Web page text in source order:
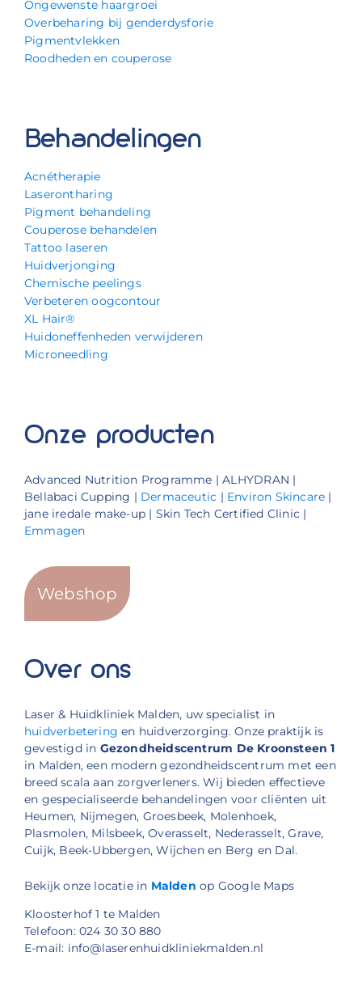
Ongewenste haargroei
Overbeharing bij genderdysforie
Pigmentvlekken
Roodheden en couperose
Behandelingen
Acnétherapie
Laserontharing
Pigment behandeling
Couperose behandelen
Tattoo laseren
Huidverjonging
Chemische peelings
Verbeteren oogcontour
XL Hair®
Huidoneffenheden verwijderen
Microneedling
Onze producten
Advanced Nutrition Programme | ALHYDRAN |
Bellabaci Cupping | Dermaceutic | Environ Skincare |
jane iredale make-up | Skin Tech Certified Clinic |
Emmagen
Webshop
Over ons
Laser & Huidkliniek Malden, uw specialist in
huidverbetering en huidverzorging. Onze praktijk is
gevestigd in Gezondheidscentrum De Kroonsteen 1
in Malden, een modern gezondheidscentrum met een
breed scala aan zorgverleners. Wij bieden effectieve
en gespecialiseerde behandelingen voor cliënten uit
Heumen, Nijmegen, Groesbeek, Molenhoek,
Plasmolen, Milsbeek, Overasselt, Nederasselt, Grave,
Cuijk, Beek-Ubbergen, Wijchen en Berg en Dal.
Bekijk onze locatie in Malden op Google Maps
Kloosterhof 1 te Malden
Telefoon: 024 30 30 880
E-mail: info@laserenhuidkliniekmalden.nl